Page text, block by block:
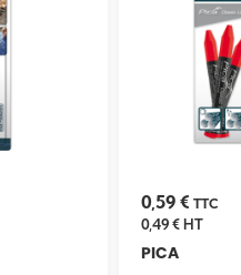
0,59 € TTC
0,49 €HT
PICA